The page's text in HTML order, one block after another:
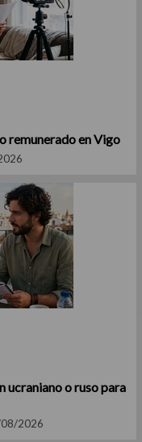
remunerado en Vigo
ucraniano o ruso para
2026